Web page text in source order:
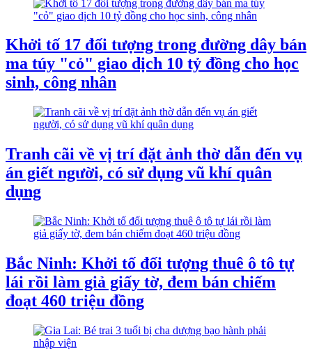
Khởi tố 17 đối tượng trong đường dây bán
ma túy "cỏ" giao dịch 10 tỷ đồng cho học
sinh, công nhân
Tranh cãi về vị trí đặt ảnh thờ dẫn đến vụ
án giết người, có sử dụng vũ khí quân
dụng
Bắc Ninh: Khởi tố đối tượng thuê ô tô tự
lái rồi làm giả giấy tờ, đem bán chiếm
đoạt 460 triệu đồng